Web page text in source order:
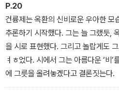
P.20
건륭제는 옥환의 신비로운 우아한 모
추론하기 시작했다. 그는 늘 그랬듯,
을 시로 표현했다. 그리고 놀랍게도
ㅕㅎ었다. 시에서 그는 아름다운 ‘비
에 그릇을 올려놓겠다고 결론짓는다.